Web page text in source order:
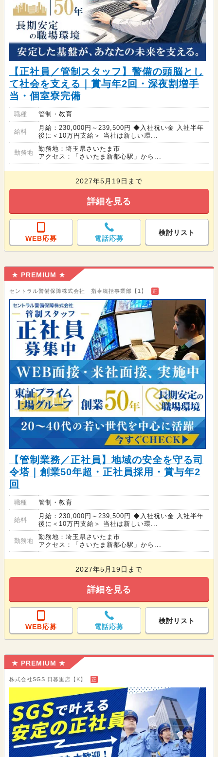
【正社員／管制スタッフ】警備の頭脳とし
て社会を支える｜賞与年2回・深夜割増手
当・個室寮完備
職種 管制・教育
給料
月給：230,000円～239,500円 ◆入社祝い金 入社半年
後に＜10万円支給＞ 当社は新しい環...
勤務地
勤務地：埼玉県さいたま市
アクセス：「さいたま新都心駅」から...
2027年5月19日まで
詳細を見る
WEB応募 電話応募
検討リスト
★ PREMIUM ★
セントラル警備保障株式会社 指令統括事業部【1】 正
【管制業務／正社員】地域の安全を守る司
令塔｜創業50年超・正社員採用・賞与年2
回
職種 管制・教育
給料
月給：230,000円～239,500円 ◆入社祝い金 入社半年
後に＜10万円支給＞ 当社は新しい環...
勤務地
勤務地：埼玉県さいたま市
アクセス：「さいたま新都心駅」から...
2027年5月19日まで
詳細を見る
WEB応募 電話応募
検討リスト
★ PREMIUM ★
株式会社SGS 日暮里店【K】 正